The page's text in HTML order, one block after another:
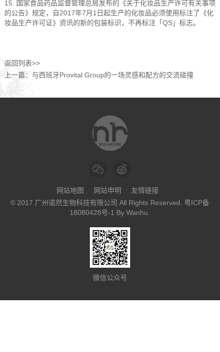
15. 国家食品药品监督管理总局发布的《关于化妆品生产许可有关事项
的公告》规定，自2017年7月1日起生产的化妆品必须使用标注了《化
妆品生产许可证》资讯的新的包装标识，不再标注「QS」标志。
返回列表>>
上一篇：与西班牙Provital Group的一场灵感和配方的交流碰撞
网站地图 网站申明
友情链接
© 2017 广州诺然生物科技有限公司 All Rights Reserved. 粤ICP备
18080428号-1 ByWanhu
微信公众号